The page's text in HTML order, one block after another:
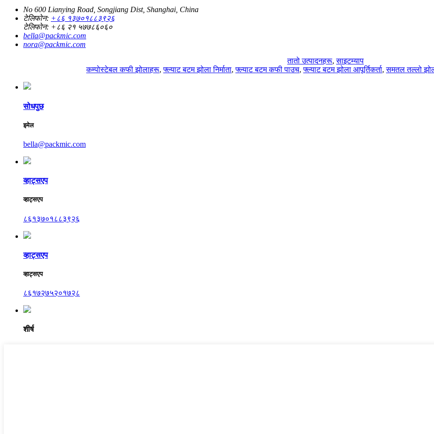
No 600 Lianying Road, Songjiang Dist, Shanghai, China
टेलिफोन: +८६ १३७०१८८३९२६
टेलिफोन: +८६ २१ ५७७८६०६०
bella@packmic.com
nora@packmic.com
तातो उत्पादनहरू,साइटम्याप
कम्पोस्टेबल कफी झोलाहरू,फ्ल्याट बटम झोला निर्माता,फ्ल्याट बटम कफी पाउच,फ्ल्याट बटम झोला आपूर्तिकर्ता,समतल तल्लो
सोधपुछ
इमेल
bella@packmic.com
व्हाट्सएप
व्हाट्सएप
८६१३७०१८८३९२६
व्हाट्सएप
व्हाट्सएप
८६१७२७५२०१७२८
शीर्ष